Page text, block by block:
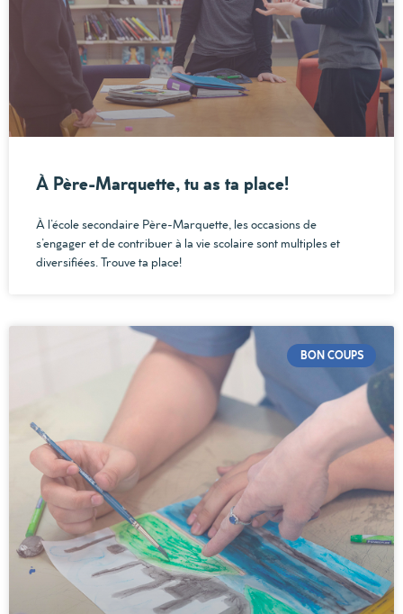
À Père-Marquette, tu as ta place!
À l’école secondaire Père-Marquette, les occasions de
s’engager et de contribuer à la vie scolaire sont multiples et
diversifiées. Trouve ta place!
BON COUPS